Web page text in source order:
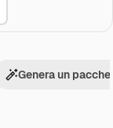
Genera un